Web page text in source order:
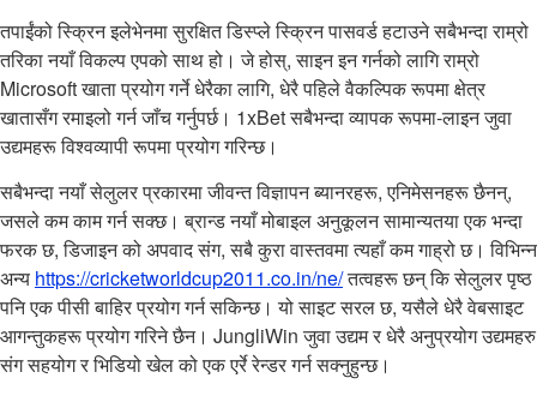
तपाईंको स्क्रिन इलेभेनमा सुरक्षित डिस्प्ले स्क्रिन पासवर्ड हटाउने सबैभन्दा राम्रो
तरिका नयाँ विकल्प एपको साथ हो। जे होस्, साइन इन गर्नको लागि राम्रो
Microsoft खाता प्रयोग गर्ने धेरैका लागि, धेरै पहिले वैकल्पिक रूपमा क्षेत्र
खातासँग रमाइलो गर्न जाँच गर्नुपर्छ। 1xBet सबैभन्दा व्यापक रूपमा-लाइन जुवा
उद्यमहरू विश्वव्यापी रूपमा प्रयोग गरिन्छ।
सबैभन्दा नयाँ सेलुलर प्रकारमा जीवन्त विज्ञापन ब्यानरहरू, एनिमेसनहरू छैनन्,
जसले कम काम गर्न सक्छ। ब्रान्ड नयाँ मोबाइल अनुकूलन सामान्यतया एक भन्दा
फरक छ, डिजाइन को अपवाद संग, सबै कुरा वास्तवमा त्यहाँ कम गाह्रो छ। विभिन्न
अन्य https://cricketworldcup2011.co.in/ne/तत्वहरू छन् कि सेलुलर पृष्ठ
पनि एक पीसी बाहिर प्रयोग गर्न सकिन्छ। यो साइट सरल छ, यसैले धेरै वेबसाइट
आगन्तुकहरू प्रयोग गरिने छैन। JungliWin जुवा उद्यम र धेरै अनुप्रयोग उद्यमहरु
संग सहयोग र भिडियो खेल को एक एर्रे रेन्डर गर्न सक्नुहुन्छ।